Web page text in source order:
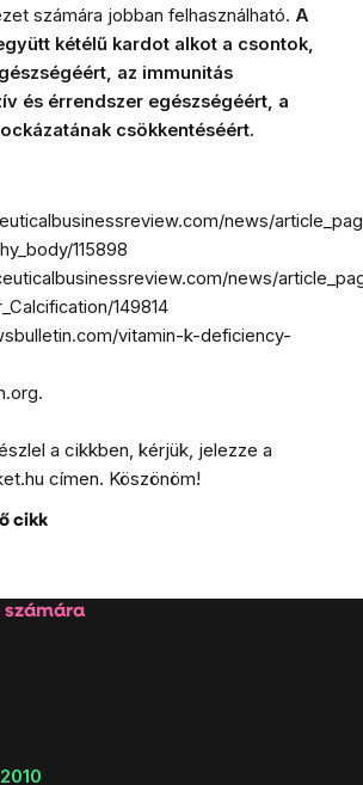
számára jobban felhasználható. A
kétélű kardot alkot a csontok,
az immunitás
és érrendszer egészségéért, a
csökkentéséért.
news/
115898
news/
149814
vitamin-k-deficiency-
.
a cikkben, kérjük, jelezze a
címen. Köszönöm!
cikk
számára